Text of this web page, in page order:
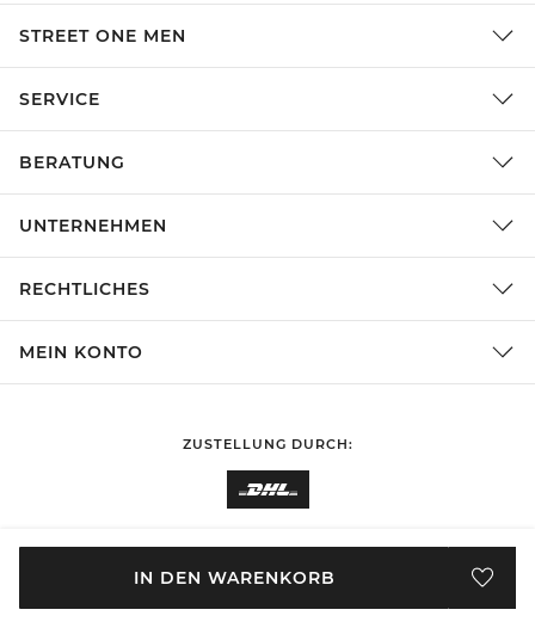
IN DEN WARENKORB
STREET ONE MEN
SERVICE
BERATUNG
UNTERNEHMEN
RECHTLICHES
MEIN KONTO
ZUSTELLUNG DURCH: